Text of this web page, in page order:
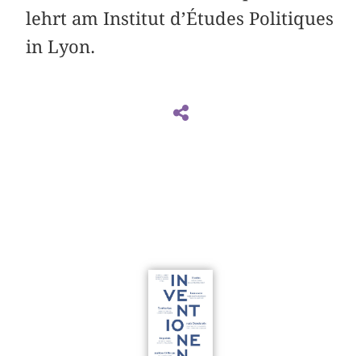
lehrt am Institut d’Études Politiques
in Lyon.